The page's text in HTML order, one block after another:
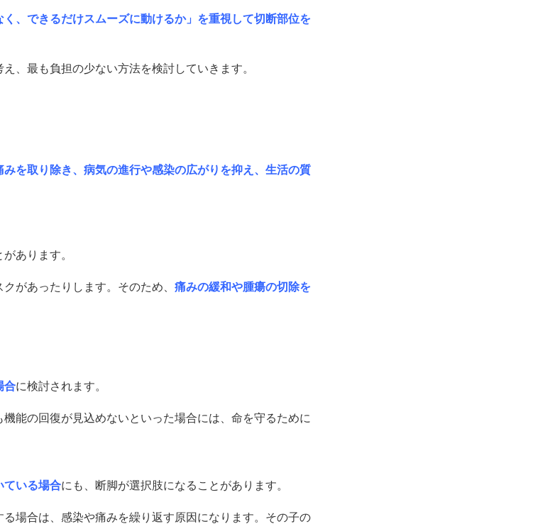
く、できるだけスムーズに動けるか」を重視して切断部位を
、最も負担の少ない方法を検討していきます。
みを取り除き、病気の進行や感染の広がりを抑え、生活の質
あります。
があったりします。そのため、 痛みの緩和や腫瘍の切除を
合に検討されます。
能の回復が見込めないといった場合には、命を守るために
ている場合にも、断脚が選択肢になることがあります。
場合は、感染や痛みを繰り返す原因になります。その子の